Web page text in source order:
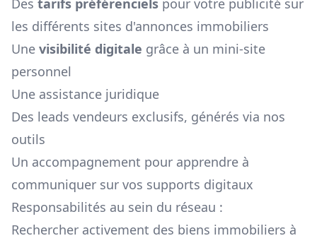
Des tarifs préférenciels pour votre publicité sur
les différents sites d'annonces immobiliers
Une visibilité digitale grâce à un mini-site
personnel
Une assistance juridique
Des leads vendeurs exclusifs, générés via nos
outils
Un accompagnement pour apprendre à
communiquer sur vos supports digitaux
Responsabilités au sein du réseau :
Rechercher activement des biens immobiliers à